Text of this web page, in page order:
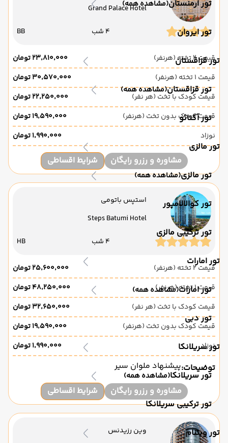
تور ارمنستان(مشاهده همه)
تور ایروان
تور قزاقستان
تور قزاقستان(مشاهده همه)
تور آکتائو
تور مالزی
تور مالزی(مشاهده همه)
تور کوالالامپور
تور ترکیبی مالزی
تور امارات
تور امارات(مشاهده همه)
تور دبی
تور سریلانکا
تور سریلانکا(مشاهده همه)
تور ترکیبی سریلانکا
تور ویتنام
Grand Palace Hotel
4 شب BB
قیمت 2 تخته (هرنفر)
۲۳٬۸۱۰٬۰۰۰ تومان
قیمت 1 تخته (هرنفر)
۳۰٬۵۷۰٬۰۰۰ تومان
قیمت کودک با تخت (هر نفر)
۲۲٬۲۵۰٬۰۰۰ تومان
قیمت کودک بدون تخت (هرنفر)
۱۹٬۵۹۰٬۰۰۰ تومان
نوزاد
۱٬۹۹۰٬۰۰۰ تومان
مشاوره و رزرو رایگان شرایط اقساطی
استپس باتومی
Steps Batumi Hotel
4 شب HB
قیمت 2 تخته (هرنفر)
۲۵٬۶۰۰٬۰۰۰ تومان
قیمت 1 تخته (هرنفر)
۴۸٬۲۵۰٬۰۰۰ تومان
قیمت کودک با تخت (هر نفر)
۳۲٬۶۵۰٬۰۰۰ تومان
قیمت کودک بدون تخت (هرنفر)
۱۹٬۵۹۰٬۰۰۰ تومان
نوزاد
۱٬۹۹۰٬۰۰۰ تومان
توضیحات:پیشنهاد ملوان سیر
مشاوره و رزرو رایگان
شرایط اقساطی
وین رزیدنس